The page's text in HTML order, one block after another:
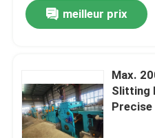
Maison
A propos de nous
meilleur prix
Max.
Slitting